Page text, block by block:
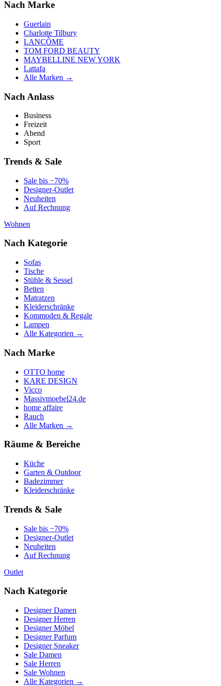
Nach Marke
Guerlain
Charlotte Tilbury
LANCÔME
TOM FORD BEAUTY
MAYBELLINE NEW YORK
Lattafa
Alle Marken →
Nach Anlass
Business
Freizeit
Abend
Sport
Trends & Sale
Sale bis −70%
Designer-Outlet
Neuheiten
Auf Rechnung
Wohnen
Nach Kategorie
Sofas
Tische
Stühle & Sessel
Betten
Matratzen
Kleiderschränke
Kommoden & Regale
Lampen
Alle Kategorien →
Nach Marke
OTTO home
KARE DESIGN
Vicco
Massivmoebel24.de
home affaire
Rauch
Alle Marken →
Räume & Bereiche
Küche
Garten & Outdoor
Badezimmer
Kleiderschränke
Trends & Sale
Sale bis −70%
Designer-Outlet
Neuheiten
Auf Rechnung
Outlet
Nach Kategorie
Designer Damen
Designer Herren
Designer Möbel
Designer Parfum
Designer Sneaker
Sale Damen
Sale Herren
Sale Wohnen
Alle Kategorien →